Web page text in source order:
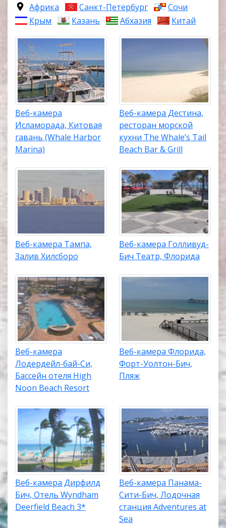
Африка
Санкт-Петербург
Сочи
Крым
Казань Абхазия Китай
Веб-камера
Исламорада, Китовая
гавань (Whale Harbor
Marina)
Веб-камера Дестина,
ресторан морской
кухни The Whale’s Tail
Beach Bar & Grill
Веб-камера Тампа,
Залив Хилсборо
Веб-камера Голливуд-
Бич Театр, Флорида
Веб-камера
Лодердейл-бай-Си,
Бассейн отеля High
Noon Beach Resort
Веб-камера Флорида,
Форт-Уолтон-Бич,
Пляж
Веб-камера Дирфилд
Бич, Отель Wyndham
Deerfield Beach 3*
Веб-камера Панама-
Сити-Бич, Лодочная
станция Adventures at
Sea